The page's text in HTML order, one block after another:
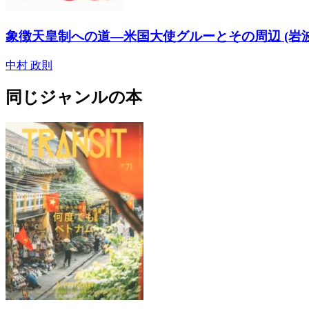
象徴天皇制への道―米国大使グルーとその周辺 (岩
中村 政則
同じジャンルの本